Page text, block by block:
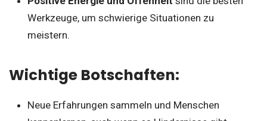
Werkzeuge, um schwierige Situationen zu
meistern.
Wichtige Botschaften:
Neue Erfahrungen sammeln und Menschen